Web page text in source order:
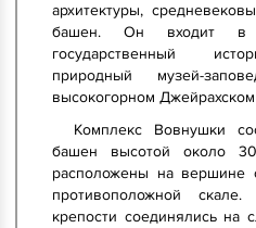
архитектуры,
башен. Он входит в
государственный
природный музей-
высокогорном
Комплекс Вовнушки
башен высотой около
расположены на вершине
противоположной
крепости соединялись на